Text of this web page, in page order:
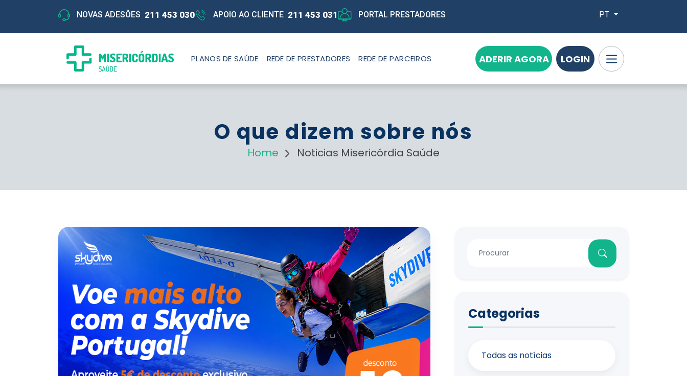
NOVAS ADESÕES 211 453 030 APOIO AO CLIENTE 211 453 031 PORTAL PRESTADORES PT
PLANOS DE SAÚDE REDE DE PRESTADORES REDE DE PARCEIROS ADERIR AGORA LOGIN
O que dizem sobre nós
Home Noticias Misericórdia Saúde
Categorias
Todas as notícias